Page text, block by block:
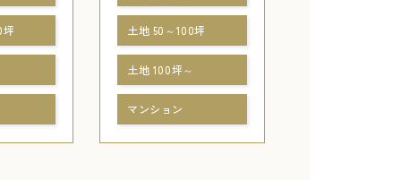
坪 土地 50～100坪
土地 100坪～
マンション